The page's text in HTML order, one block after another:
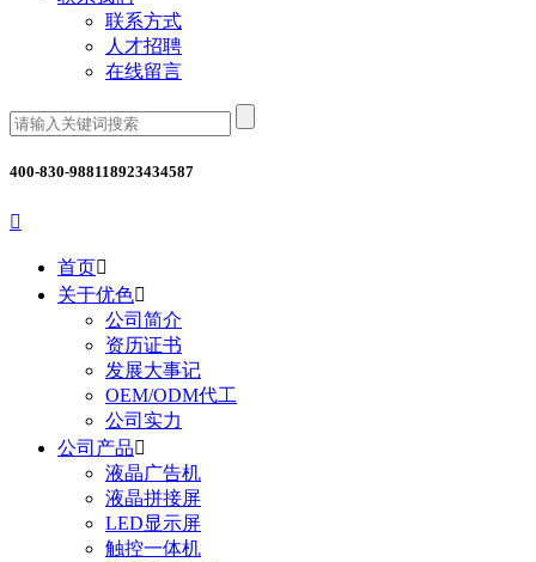
联系方式
人才招聘
在线留言
400-830-988118923434587

首页
关于优色
公司简介
资历证书
发展大事记
OEM/ODM代工
公司实力
公司产品
液晶广告机
液晶拼接屏
LED显示屏
触控一体机